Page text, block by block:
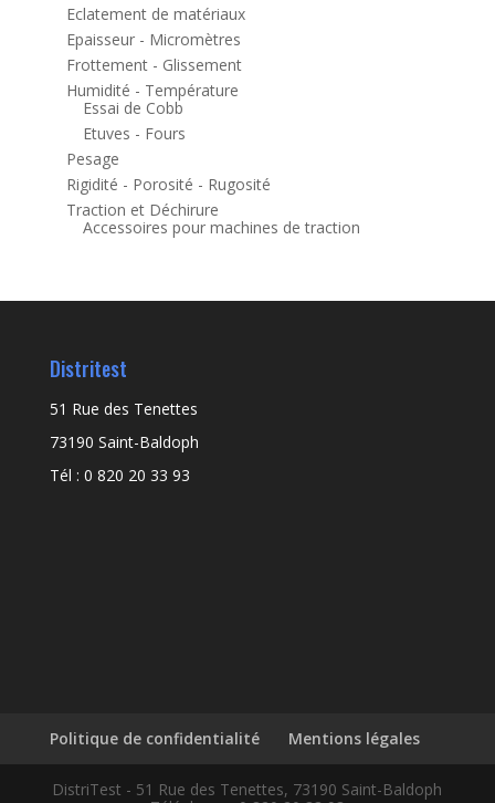
Eclatement de matériaux
Epaisseur - Micromètres
Frottement - Glissement
Humidité - Température
Essai de Cobb
Etuves - Fours
Pesage
Rigidité - Porosité - Rugosité
Traction et Déchirure
Accessoires pour machines de traction
Distritest
51 Rue des Tenettes
73190 Saint-Baldoph
Tél : 0 820 20 33 93
Politique de confidentialité Mentions légales
DistriTest - 51 Rue des Tenettes, 73190 Saint-Baldoph